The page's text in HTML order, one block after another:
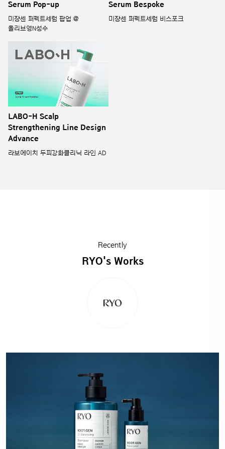
Serum Pop-up
미쟝센 퍼펙트세럼 팝업 @
올리브영N성수
Serum Bespoke
미쟝센 퍼펙트세럼 비스포크
LABO-H Scalp
Strengthening Line Design
Advance
라보에이치 두피강화클리닉 라인 AD
Recently
RYO's Works